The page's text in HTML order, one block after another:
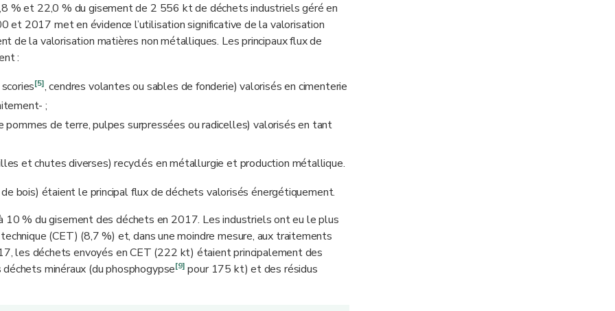
% et 22,0 % du gisement de 2 556 kt de déchets industriels géré en
et 2017 met en évidence l’utilisation significative de la valorisation
de la valorisation matières non métalliques. Les principaux flux de
:
scories[5], cendres volantes ou sables de fonderie) valorisés en cimenterie
;
de terre, pulpes surpressées ou radicelles) valorisés en tant
et chutes diverses) recyclés en métallurgie et production métallique.
bois) étaient le principal flux de déchets valorisés énergétiquement.
10 % du gisement des déchets en 2017. Les industriels ont eu le plus
(CET) (8,7 %) et, dans une moindre mesure, aux traitements
les déchets envoyés en CET (222 kt) étaient principalement des
minéraux (du phosphogypse[9] pour 175 kt) et des résidus